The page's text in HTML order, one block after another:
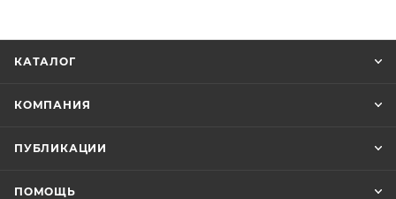
КАТАЛОГ
КОМПАНИЯ
ПУБЛИКАЦИИ
ПОМОЩЬ